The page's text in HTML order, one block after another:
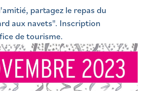
partagez le repas du
aux navets". Inscription
de tourisme.